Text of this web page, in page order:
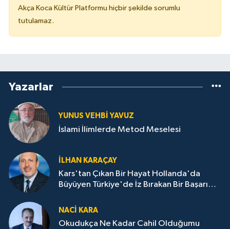
Akça Koca Kültür Platformu hiçbir şekilde sorumlu
tutulamaz.
Yazarlar
YUNUS VEHBI YAVUZ
İslami İlimlerde Metod Meselesi
İLHAN KARAÇAY
Kars'tan Çıkan Bir Hayat Hollanda'da
Büyüyen Türkiye'de İz Bırakan Bir Başarı
NACI KARA
Okudukça Ne Kadar Cahil Olduğumu